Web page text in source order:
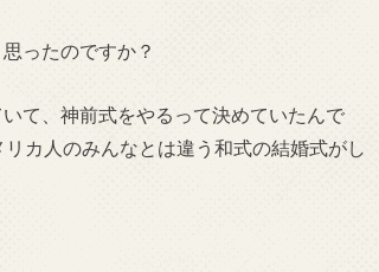
ったのですか？
て、神前式をやるって決めていたんで
カ人のみんなとは違う和式の結婚式がし